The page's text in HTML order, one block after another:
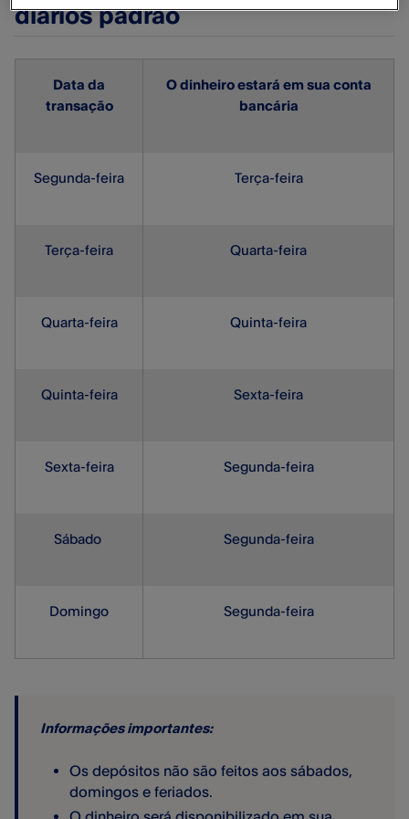
diários padrão
Data da
transação
O dinheiro estará em sua conta
bancária
Segunda-feira Terça-feira
Terça-feira Quarta-feira
Quarta-feira Quinta-feira
Quinta-feira Sexta-feira
Sexta-feira Segunda-feira
Sábado Segunda-feira
Domingo Segunda-feira
Informações importantes:
Os depósitos não são feitos aos sábados,
domingos e feriados.